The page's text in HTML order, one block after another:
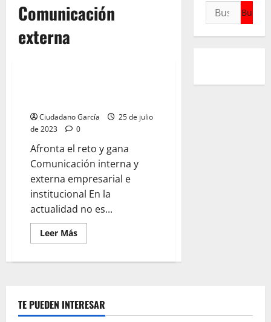
Comunicación
externa
Ciudadano García
25 de julio
de 2023
0
Afronta el reto y gana
Comunicación interna y
externa empresarial e
institucional En la
actualidad no es...
Leer MásLeer
más
COMUNICACIÓN
Buscar:
TE PUEDEN INTERESAR